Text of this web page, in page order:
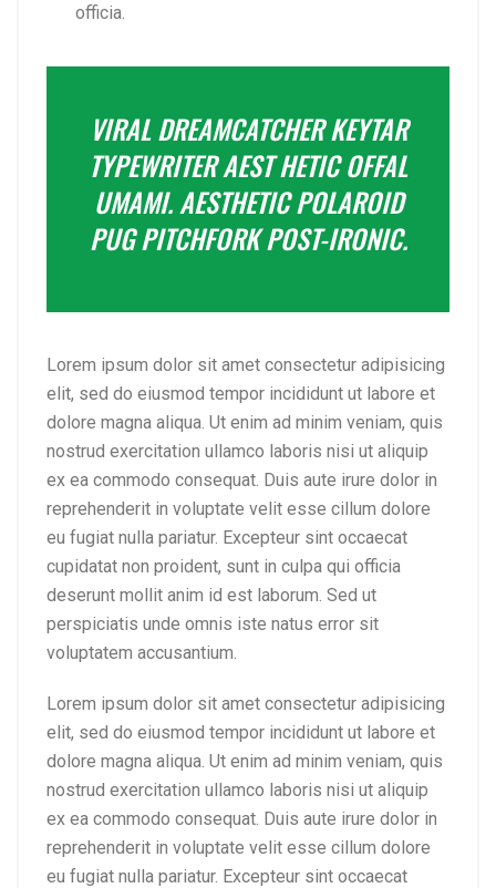
officia.
VIRAL DREAMCATCHER KEYTAR
TYPEWRITER AEST HETIC OFFAL
UMAMI. AESTHETIC POLAROID
PUG PITCHFORK POST-IRONIC.
Lorem ipsum dolor sit amet consectetur adipisicing
elit, sed do eiusmod tempor incididunt ut labore et
dolore magna aliqua. Ut enim ad minim veniam, quis
nostrud exercitation ullamco laboris nisi ut aliquip
ex ea commodo consequat. Duis aute irure dolor in
reprehenderit in voluptate velit esse cillum dolore
eu fugiat nulla pariatur. Excepteur sint occaecat
cupidatat non proident, sunt in culpa qui officia
deserunt mollit anim id est laborum. Sed ut
perspiciatis unde omnis iste natus error sit
voluptatem accusantium.
Lorem ipsum dolor sit amet consectetur adipisicing
elit, sed do eiusmod tempor incididunt ut labore et
dolore magna aliqua. Ut enim ad minim veniam, quis
nostrud exercitation ullamco laboris nisi ut aliquip
ex ea commodo consequat. Duis aute irure dolor in
reprehenderit in voluptate velit esse cillum dolore
eu fugiat nulla pariatur. Excepteur sint occaecat